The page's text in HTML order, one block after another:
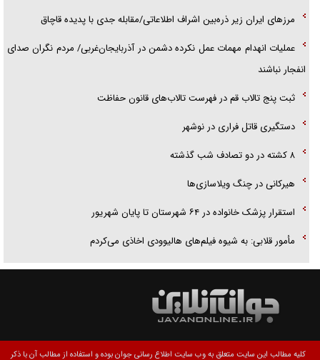
مرز‌های ایران زیر ذره‌بین اشراف اطلاعاتی/مقابله جدی با پدیده قاچاق
عملیات انهدام مهمات عمل نکرده دشمن در آذربایجان‌غربی/ مردم نگران صدای
انفجار نباشند
ثبت پنج تالاب قم در فهرست تالاب‌های قانون حفاظت
دستگیری قاتل فراری در نوشهر
۸ کشته در دو تصادف شب گذشته
هیرکانی در چنگ ویلاسازی‌ها
‌استقرار پزشک خانواده در ۶۴ شهرستان تا پایان شهریور
مأمور قلابی: به شیوه فیلم‌های هالیوودی اخاذی می‌کردم
کلیه مطالب این سایت متعلق به وب سایت اطلاع رسانی جوان بوده و استفاده از مطالب آن با ذکر